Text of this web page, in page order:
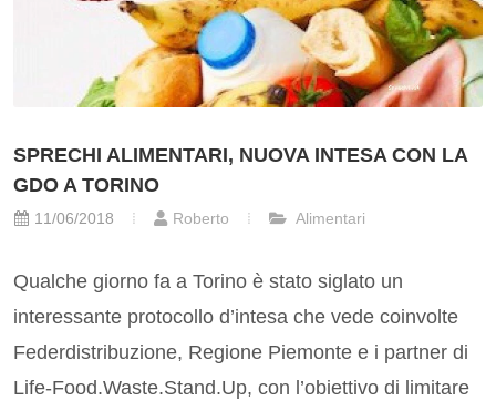
SPRECHI ALIMENTARI, NUOVA INTESA CON LA
GDO A TORINO
11/06/2018 Roberto Alimentari
Qualche giorno fa a Torino è stato siglato un
interessante protocollo d’intesa che vede coinvolte
Federdistribuzione, Regione Piemonte e i partner di
Life-Food.Waste.Stand.Up, con l’obiettivo di limitare